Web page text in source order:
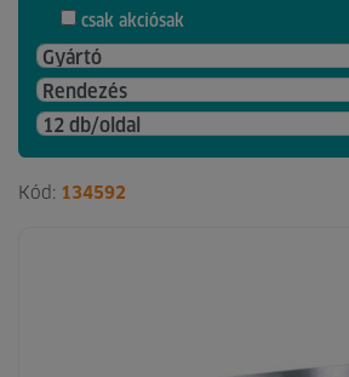
csak akciósak
Kód: 134592